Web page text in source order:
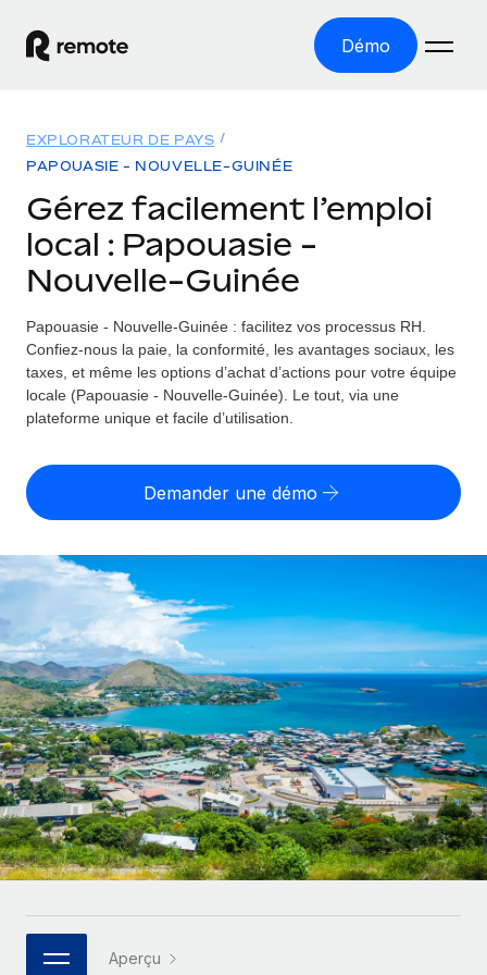
Démo
Les produits
EMPLOI À L’INTERNATIONAL
Paie multipays
Gérez la paie facilement et en toute conformité
Employer of record
Développez-vous à l’international sans frais liés aux
entités
Pilotage 360 des freelances
Gestion des freelances
Intégrez et gérez vos freelances partout dans le monde
PEO
Sous-traitez les opérations complexes liées à l’emploi
INFRASTRUCTURE
Intégration Remote
Intégrez vos RH aux flux de travail en toute simplicité
Plateforme
Des fonctions RH clés intégrées pour votre équipe
Connecter Nouveau
Connectez n'importe quel outil d’IA à Remote grâce à
Intégrations
Rationalisez vos processus avec des outils essentiels
Solutions
COUVERTURE MONDIALE
Toutes les informations sur l’emploi à l’international,
pays par pays
Explorateur des États-Unis (par État)
Comparer Remote
CROISSANCE
Start-ups
Des solutions agiles et internationales pour les RH et la
paie des entreprises en pleine croissance
Entreprises intermédiaires
Développez vos équipes avec des solutions RH sur
mesure
Entreprise
Les RH à l’international pour les grandes entreprises
Partenaires stratégiques de la tech
Ressources
OUTILS & CALCULATEURS
Outil de calcul du risque de requalification de
contrat
Évaluez le risque de requalification de contrat par pays
Calculez le coût total des employés dans n’importe quel
Calculateur de paiement des freelances
Découvrez les devises disponibles et les vitesses de
paiement pour vos freelances internationaux
APPRENDRE AVEC REMOTE
Recherche et guides
Études de cas
Glossaire RH
Checklists et modèles
Webinaires
Tarification
Français
English
Français
Deutsch
Español
Italiano
Português (Portugal)
日本語
中文（简体）
Connexion
EXPLORATEUR DE PAYS
PAPOUASIE - NOUVELLE-GUINÉE
Gérez facilement l’emploi
local : Papouasie -
Nouvelle-Guinée
Papouasie - Nouvelle-Guinée : facilitez vos processus RH.
Confiez-nous la paie, la conformité, les avantages sociaux, les
taxes, et même les options d’achat d’actions pour votre équipe
locale (Papouasie - Nouvelle-Guinée). Le tout, via une
plateforme unique et facile d’utilisation.
Demander une démo
Aperçu